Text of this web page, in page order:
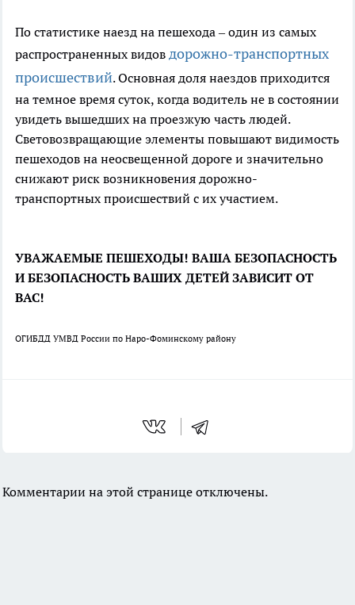
По статистике наезд на пешехода – один из самых
распространенных видов дорожно-транспортных
происшествий. Основная доля наездов приходится
на темное время суток, когда водитель не в состоянии
увидеть вышедших на проезжую часть людей.
Световозвращающие элементы повышают видимость
пешеходов на неосвещенной дороге и значительно
снижают риск возникновения дорожно-
транспортных происшествий с их участием.
УВАЖАЕМЫЕ ПЕШЕХОДЫ! ВАША БЕЗОПАСНОСТЬ
И БЕЗОПАСНОСТЬ ВАШИХ ДЕТЕЙ ЗАВИСИТ ОТ
ВАС!
ОГИБДД УМВД России по Наро-Фоминскому району
Комментарии на этой странице отключены.